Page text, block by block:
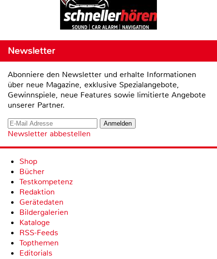
Newsletter
Abonniere den Newsletter und erhalte Informationen
über neue Magazine, exklusive Spezialangebote,
Gewinnspiele, neue Features sowie limitierte Angebote
unserer Partner.
Newsletter abbestellen
Shop
Bücher
Testkompetenz
Redaktion
Gerätedaten
Bildergalerien
Kataloge
RSS-Feeds
Topthemen
Editorials